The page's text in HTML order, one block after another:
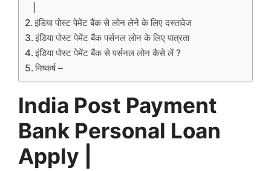
इंडिया पोस्ट पेमेंट बैंक से लोन लेने के लिए दस्तावेज
इंडिया पोस्ट पेमेंट बैंक पर्सनल लोन के लिए पात्रता
इंडिया पोस्ट पेमेंट बैंक से पर्सनल लोन कैसे लें ?
निष्कर्ष –
India Post Payment
Bank Personal Loan
Apply |